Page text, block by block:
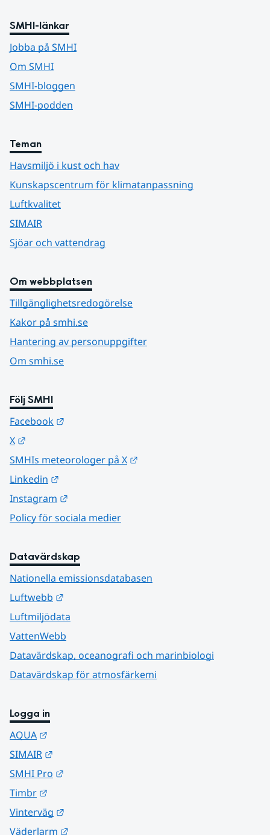
SMHI-länkar
Jobba på SMHI
Om SMHI
SMHI-bloggen
SMHI-podden
Teman
Havsmiljö i kust och hav
Kunskapscentrum för klimatanpassning
Luftkvalitet
SIMAIR
Sjöar och vattendrag
Om webbplatsen
Tillgänglighetsredogörelse
Kakor på smhi.se
Hantering av personuppgifter
Om smhi.se
Följ SMHI
Facebook
X
SMHIs meteorologer på X
Linkedin
Instagram
Policy för sociala medier
Datavärdskap
Nationella emissionsdatabasen
Luftwebb
Luftmiljödata
VattenWebb
Datavärdskap, oceanografi och marinbiologi
Datavärdskap för atmosfärkemi
Logga in
AQUA
SIMAIR
SMHI Pro
Timbr
Vinterväg
Väderlarm